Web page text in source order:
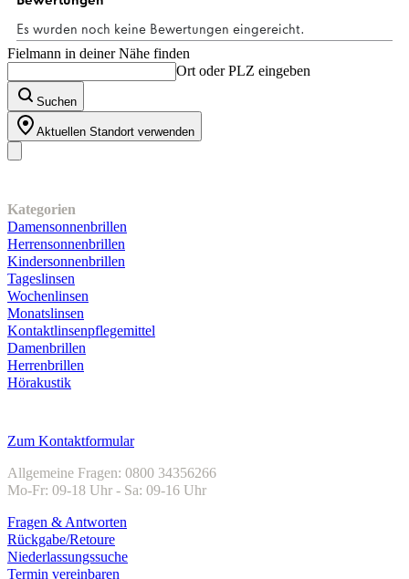
Fielmann in deiner Nähe finden
Ort oder PLZ eingeben
Suchen
Aktuellen Standort verwenden
Kategorien
Damensonnenbrillen
Herrensonnenbrillen
Kindersonnenbrillen
Tageslinsen
Wochenlinsen
Monatslinsen
Kontaktlinsenpflegemittel
Damenbrillen
Herrenbrillen
Hörakustik
Zum Kontaktformular
Allgemeine Fragen: 0800 34356266
Mo-Fr: 09-18 Uhr - Sa: 09-16 Uhr
Fragen & Antworten
Rückgabe/Retoure
Niederlassungssuche
Termin vereinbaren